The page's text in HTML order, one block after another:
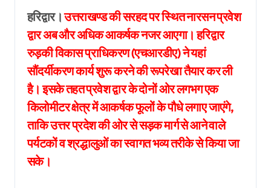
हरिद्वार।उत्तराखण्ड की सरहद पर स्थित नारसन प्रवेश
द्वार अब और अधिक आकर्षक नजर आएगा। हरिद्वार
रुड़की विकास प्राधिकरण (एचआरडीए) ने यहां
सौंदर्यीकरण कार्य शुरू करने की रूपरेखा तैयार कर ली
है। इसके तहत प्रवेश द्वार के दोनों ओर लगभग एक
किलोमीटर क्षेत्र में आकर्षक फूलों के पौधे लगाए जाएंगे,
ताकि उत्तर प्रदेश की ओर से सड़क मार्ग से आने वाले
पर्यटकों व श्रद्धालुओं का स्वागत भव्य तरीके से किया जा
सके।